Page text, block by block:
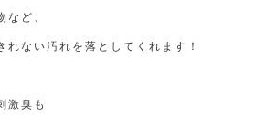
など、
れない汚れを落としてくれます！
激臭も